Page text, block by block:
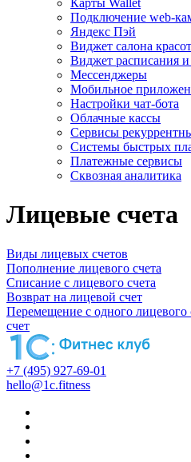
Карты Wallet
Подключение web-
Яндекс Пэй
Виджет салона
Виджет расписания
Мессенджеры
Мобильное
Настройки чат-бота
Облачные кассы
Сервисы
Системы быстрых
Платежные сервисы
Сквозная аналитика
Лицевые счета
Виды лицевых счетов
Пополнение лицевого счета
Списание с лицевого счета
Возврат на лицевой счет
Перемещение с одного лицевого
счет
+7 (495) 927-69-01
hello@1c.fitness